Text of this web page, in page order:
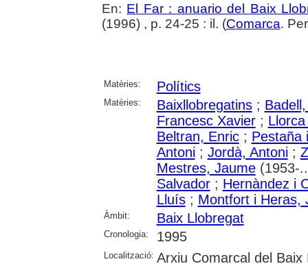
En: El Far : anuario del Baix
(1996) , p. 24-25 : il. (Comarca.
Matèries: Polítics
Matèries: Baixllobregatins;
Francesc Xavier;
Beltran, Enric; Pestaña
Antoni; Jordà, Antoni;
Mestres, Jaume(1953-
Salvador; Hernàndez i
Lluís; Montfort i Heras,
Àmbit: Baix Llobregat
Cronologia: 1995
Localització: Arxiu Comarcal del Baix